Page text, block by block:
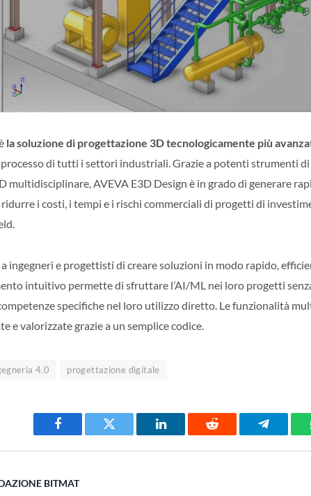
la soluzione di progettazione 3D tecnologicamente più
di tutti i settori industriali. Grazie a potenti strumenti di
multidisciplinare, AVEVA E3D Design è in grado di generare
i costi, i tempi e i rischi commerciali di progetti di
ingegneri e progettisti di creare soluzioni in modo rapido,
intuitivo permette di sfruttare l’AI/ML nei loro progetti
specifiche nel loro utilizzo diretto. Le funzionalità
e valorizzate grazie a un semplice codice.
4.0 progettazione digitale
Facebook Twitter LinkedIn Reddit Telegram
BITMAT